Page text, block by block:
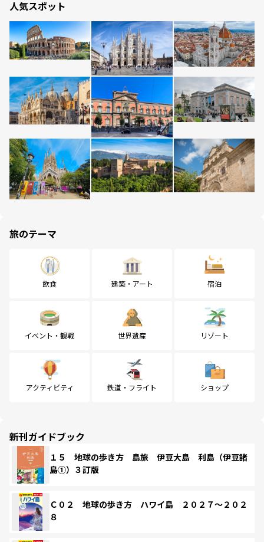
人気スポット
旅のテーマ
飲食 建築・アート 宿泊
イベント・観戦 世界遺産 リゾート
アクティビティ 鉄道・フライト ショップ
新刊ガイドブック
１５ 地球の歩き方 島旅 伊豆大島 利島（伊豆諸
島①）３訂版
Ｃ０２ 地球の歩き方 ハワイ島 ２０２７～２０２
８